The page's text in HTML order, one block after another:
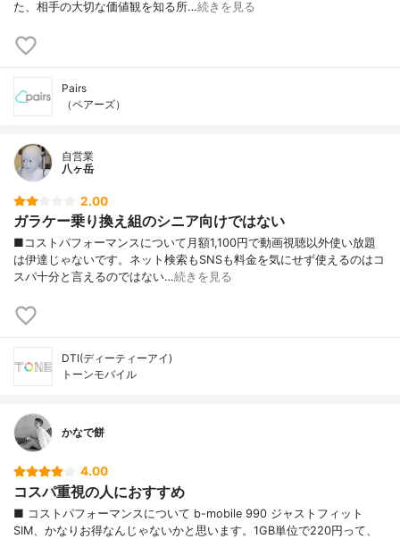
た、相手の大切な価値観を知る所…続きを見る
Pairs
（ペアーズ）
自営業
八ヶ岳
2.00
ガラケー乗り換え組のシニア向けではない
■コストパフォーマンスについて月額1,100円で動画視聴以外使い放題
は伊達じゃないです。ネット検索もSNSも料金を気にせず使えるのはコ
スパ十分と言えるのではない…続きを見る
DTI(ディーティーアイ)
トーンモバイル
かなで餅
4.00
コスパ重視の人におすすめ
■ コストパフォーマンスについて b-mobile 990 ジャストフィット
SIM、かなりお得なんじゃないかと思います。1GB単位で220円って、